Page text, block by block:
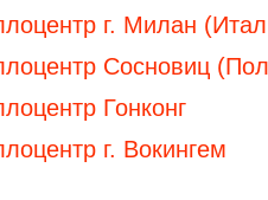
г. Милан
Сосновиц
Гонконг
г. Вокингем